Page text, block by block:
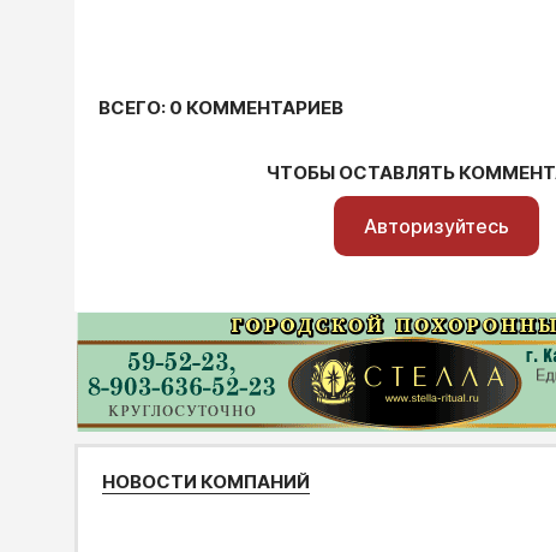
ВСЕГО: 0 КОММЕНТАРИЕВ
ЧТОБЫ ОСТАВЛЯТЬ
Авторизуйтесь
НОВОСТИ КОМПАНИЙ